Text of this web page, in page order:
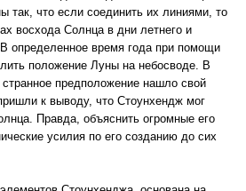
так, что если соединить их линиями, то
восхода Солнца в дни летнего и
определенное время года при помощи
положение Луны на небосводе. В
странное предположение нашло свой
к выводу, что Стоунхендж мог
Правда, объяснить огромные его
усилия по его созданию до сих